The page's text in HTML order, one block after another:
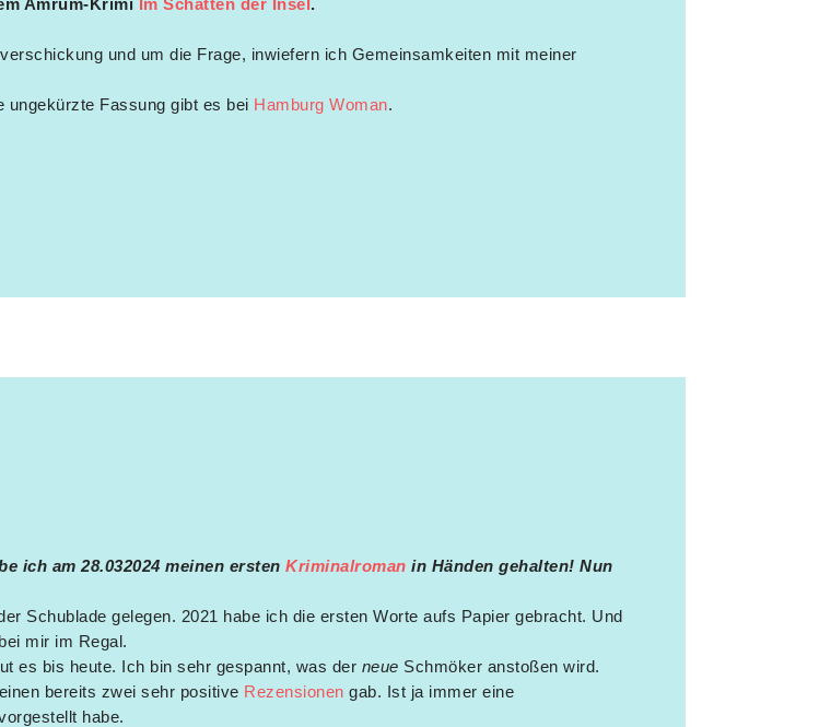
Amrum-Krimi Im Schatten der Insel .
und um die Frage, inwiefern ich Gemeinsamkeiten mit meiner
ungekürzte Fassung gibt es bei Hamburg Woman.
ich am 28.032024 meinen ersten Kriminalroman in Händen gehalten! Nun
Schublade gelegen. 2021 habe ich die ersten Worte aufs Papier gebracht. Und
mir im Regal.
es bis heute. Ich bin sehr gespannt, was der neue Schmöker anstoßen wird.
bereits zwei sehr positive Rezensionen gab. Ist ja immer eine
habe.